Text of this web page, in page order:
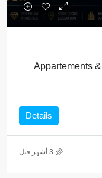
Appartements
Details